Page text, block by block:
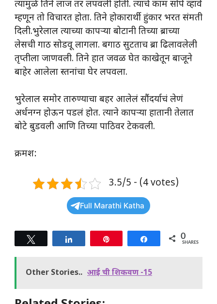
त्यामुळे तिने लाज तर लपवली होती. त्याचे काम सोपे व्हावे
म्हणून तो विचारत होता. तिने होकारार्थी हुंकार भरत संमती
दिली.भुरेलाल त्याच्या कापऱ्या बोटानी तिच्या ब्राच्या
लेसची गाठ सोडवू लागला. बगाठ सुटताच ब्रा ढिलावलेली
तृप्तीला जाणवली. तिने हात जवळ घेत काखेतून बाजूने
बाहेर आलेला स्तनांचा घेर लपवला.
भुरेलाल समोर तारुण्याचा बहर आलेलं सौंदर्याचं लेणं
अर्धनग्न होऊन पडलं होत. त्याने कापऱ्या हातानी तेलात
बोटे बुडवली आणि तिच्या पाठिवर टेकवली.
क्रमश:
3.5/5 - (4 votes)
Full Marathi Katha
Share 0
SHARES
Other Stories.. आई ची शिकवण -15